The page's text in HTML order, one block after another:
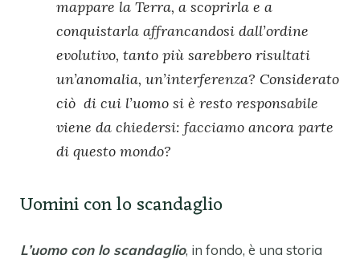
mappare la Terra, a scoprirla e a
conquistarla affrancandosi dall’ordine
evolutivo, tanto più sarebbero risultati
un’anomalia, un’interferenza? Considerato
ciò di cui l’uomo si è resto responsabile
viene da chiedersi: facciamo ancora parte
di questo mondo?
Uomini con lo scandaglio
L’uomo con lo scandaglio, in fondo, è una storia